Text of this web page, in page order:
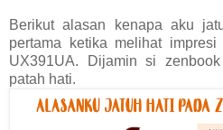
Berikut alasan kenapa aku
pertama ketika melihat
UX391UA. Dijamin si
patah hati.